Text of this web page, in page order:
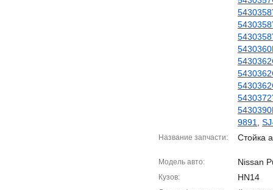
9891
Название запчасти Стойка
Модель авто Nissan
Кузов HN14